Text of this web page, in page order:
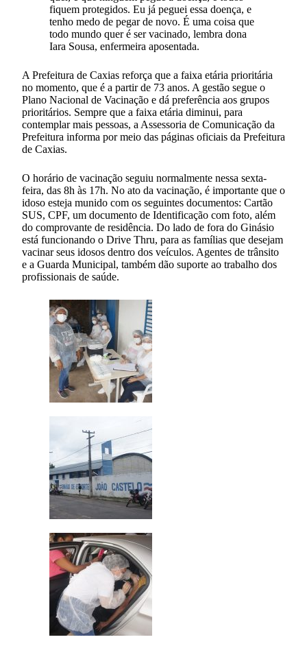
fiquem protegidos. Eu já peguei essa doença, e
tenho medo de pegar de novo. É uma coisa que
todo mundo quer é ser vacinado, lembra dona
Iara Sousa, enfermeira aposentada.
A Prefeitura de Caxias reforça que a faixa etária prioritária
no momento, que é a partir de 73 anos. A gestão segue o
Plano Nacional de Vacinação e dá preferência aos grupos
prioritários. Sempre que a faixa etária diminui, para
contemplar mais pessoas, a Assessoria de Comunicação da
Prefeitura informa por meio das páginas oficiais da Prefeitura
de Caxias.
O horário de vacinação seguiu normalmente nessa sexta-
feira, das 8h às 17h. No ato da vacinação, é importante que o
idoso esteja munido com os seguintes documentos: Cartão
SUS, CPF, um documento de Identificação com foto, além
do comprovante de residência. Do lado de fora do Ginásio
está funcionando o Drive Thru, para as famílias que desejam
vacinar seus idosos dentro dos veículos. Agentes de trânsito
e a Guarda Municipal, também dão suporte ao trabalho dos
profissionais de saúde.